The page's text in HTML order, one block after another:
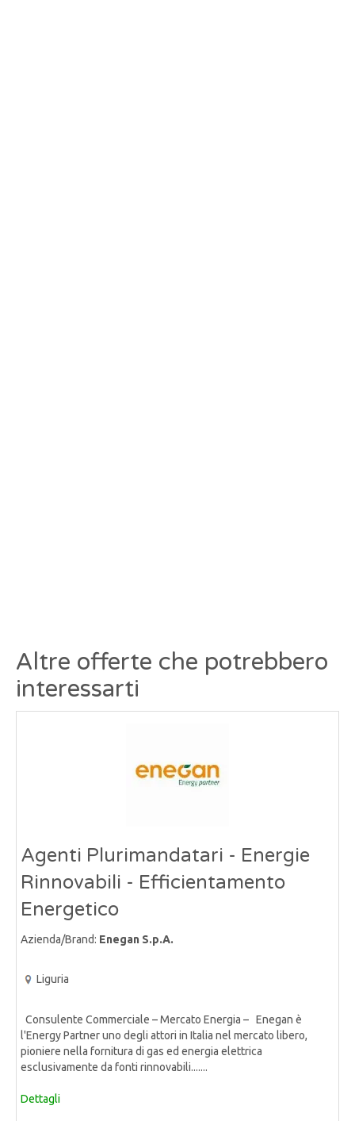
Altre offerte che potrebbero
interessarti
Agenti Plurimandatari - Energie
Rinnovabili - Efficientamento
Energetico
Azienda/Brand: Enegan S.p.A.
Liguria
Consulente Commerciale – Mercato Energia – Enegan è
l'Energy Partner uno degli attori in Italia nel mercato libero,
pioniere nella fornitura di gas ed energia elettrica
esclusivamente da fonti rinnovabili.......
Dettagli